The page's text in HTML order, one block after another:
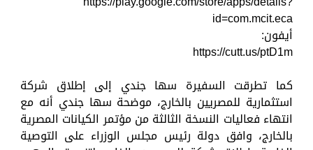
id=com.mcit.eca
أيفون:
كما تطرقت السفيرة سها جندي إلى إطلاق شركة
استثمارية للمصريين بالخارج، موضحة سها جندي أنه مع
انتهاء فعاليات النسخة الثالثة من مؤتمر الكيانات المصرية
بالخارج، وافق دولة رئيس مجلس الوزراء على التوصية